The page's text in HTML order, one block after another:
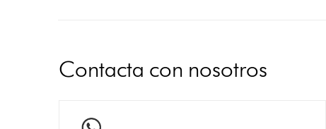
Contacta con nosotros